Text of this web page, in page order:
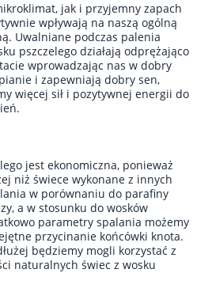
jak i przyjemny zapach
wpływają na naszą ogólną
Uwalniane podczas palenia
pszczelego działają odprężająco
wprowadzając nas w dobry
i zapewniają dobry sen,
więcej sił i pozytywnej energii do
jest ekonomiczna, ponieważ
niż świece wykonane z innych
w porównaniu do parafiny
a w stosunku do wosków
parametry spalania możemy
przycinanie końcówki knota.
będziemy mogli korzystać z
naturalnych świec z wosku